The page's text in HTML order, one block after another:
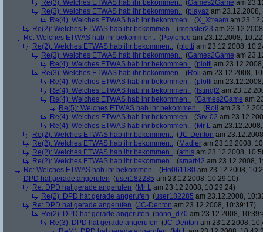
Re(3): Welches ETWAS hab ihr bekommen.. (Games2Game am
Re(3): Welches ETWAS hab ihr bekommen.. (playaz am 23.12.2008,
Re(4): Welches ETWAS hab ihr bekommen.. (X_Xtream am
Re(2): Welches ETWAS hab ihr bekommen.. (monster23 am
Re: Welches ETWAS hab ihr bekommen.. (Psylence am 23.12.2008,
Re(2): Welches ETWAS hab ihr bekommen.. (plotti am 23.12.2008,
Re(3): Welches ETWAS hab ihr bekommen.. (Games2Game am
Re(4): Welches ETWAS hab ihr bekommen.. (plotti am
Re(3): Welches ETWAS hab ihr bekommen.. (Roli am 23.12.2008,
Re(4): Welches ETWAS hab ihr bekommen.. (plotti am
Re(4): Welches ETWAS hab ihr bekommen.. (fstingl2 am
Re(4): Welches ETWAS hab ihr bekommen.. (Games2Game am
Re(5): Welches ETWAS hab ihr bekommen.. (Roli am
Re(4): Welches ETWAS hab ihr bekommen.. (Srv-02 am
Re(4): Welches ETWAS hab ihr bekommen.. (Mr L am
Re(2): Welches ETWAS hab ihr bekommen.. (JC-Denton am
Re(2): Welches ETWAS hab ihr bekommen.. (Madler am 23.12.2008,
Re(2): Welches ETWAS hab ihr bekommen.. (athis am 23.12.2008,
Re(2): Welches ETWAS hab ihr bekommen.. (smart42 am 23.12.2008,
Re: Welches ETWAS hab ihr bekommen.. (Flo061180 am 23.12.2008,
DPD hat gerade angerufen (user182285 am 23.12.2008, 10:29:10)
Re: DPD hat gerade angerufen (Mr L am 23.12.2008, 10:29:24)
Re(2): DPD hat gerade angerufen (user182285 am 23.12.2008,
Re: DPD hat gerade angerufen (JC-Denton am 23.12.2008, 10:39:17)
Re(2): DPD hat gerade angerufen (bono_d70 am 23.12.2008,
Re(3): DPD hat gerade angerufen (JC-Denton am 23.12.2008,